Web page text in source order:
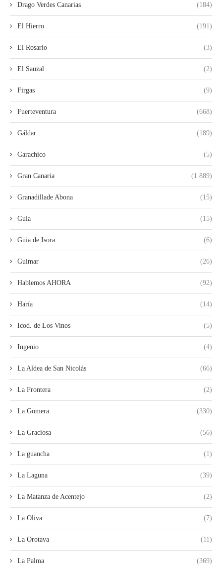
Drago Verdes Canarias (184)
El Hierro (191)
El Rosario (3)
El Sauzal (2)
Firgas (9)
Fuerteventura (668)
Gáldar (189)
Garachico (5)
Gran Canaria (1.889)
Granadillade Abona (15)
Guia (15)
Guia de Isora (6)
Guimar (26)
Hablemos AHORA (92)
Haría (14)
Icod. de Los Vinos (5)
Ingenio (4)
La Aldea de San Nicolás (66)
La Frontera (2)
La Gomera (330)
La Graciosa (56)
La guancha (1)
La Laguna (39)
La Matanza de Acentejo (2)
La Oliva (7)
La Orotava (11)
La Palma (369)